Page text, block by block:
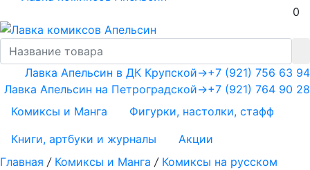
0
+7 (921) 756 63 94
+7 (921) 764 90 28
Лавка Апельсин в ДК Крупской→
Лавка Апельсин на Петроградской→
Комиксы и Манга
Фигурки, настолки, стафф
Книги, артбуки и журналы
Акции
Главная / Комиксы и Манга / Комиксы на русском